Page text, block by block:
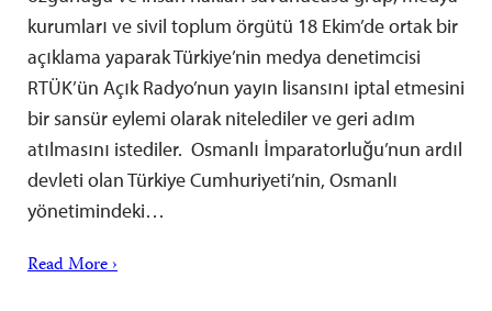
kurumları ve sivil toplum örgütü 18 Ekim’de ortak bir
açıklama yaparak Türkiye’nin medya denetimcisi
RTÜK’ün Açık Radyo’nun yayın lisansını iptal etmesini
bir sansür eylemi olarak nitelediler ve geri adım
atılmasını istediler. Osmanlı İmparatorluğu’nun ardıl
devleti olan Türkiye Cumhuriyeti’nin, Osmanlı
yönetimindeki…
Read More ›